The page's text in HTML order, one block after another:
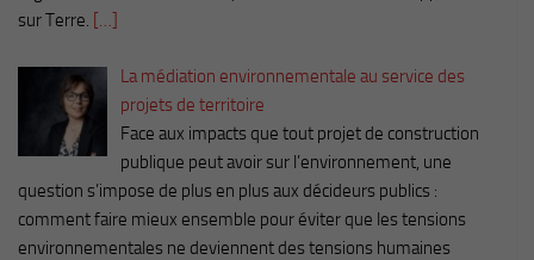
sur Terre. […]
La médiation environnementale au service des
projets de territoire
Face aux impacts que tout projet de construction
publique peut avoir sur l’environnement, une
question s’impose de plus en plus aux décideurs publics :
comment faire mieux ensemble pour éviter que les tensions
environnementales ne deviennent des tensions humaines